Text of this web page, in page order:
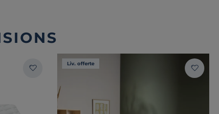
Liv. offerte